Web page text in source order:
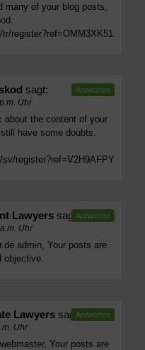
many of your blog posts,
register?ref=OMM3XK51
sagt:
Uhr
about the content of your
have some doubts.
register?ref=V2H9AFPY
Antworten
Lawyers sagt:
Uhr
admin, Your posts are
objective.
Antworten
Lawyers sagt:
Uhr
Your posts are
Antworten